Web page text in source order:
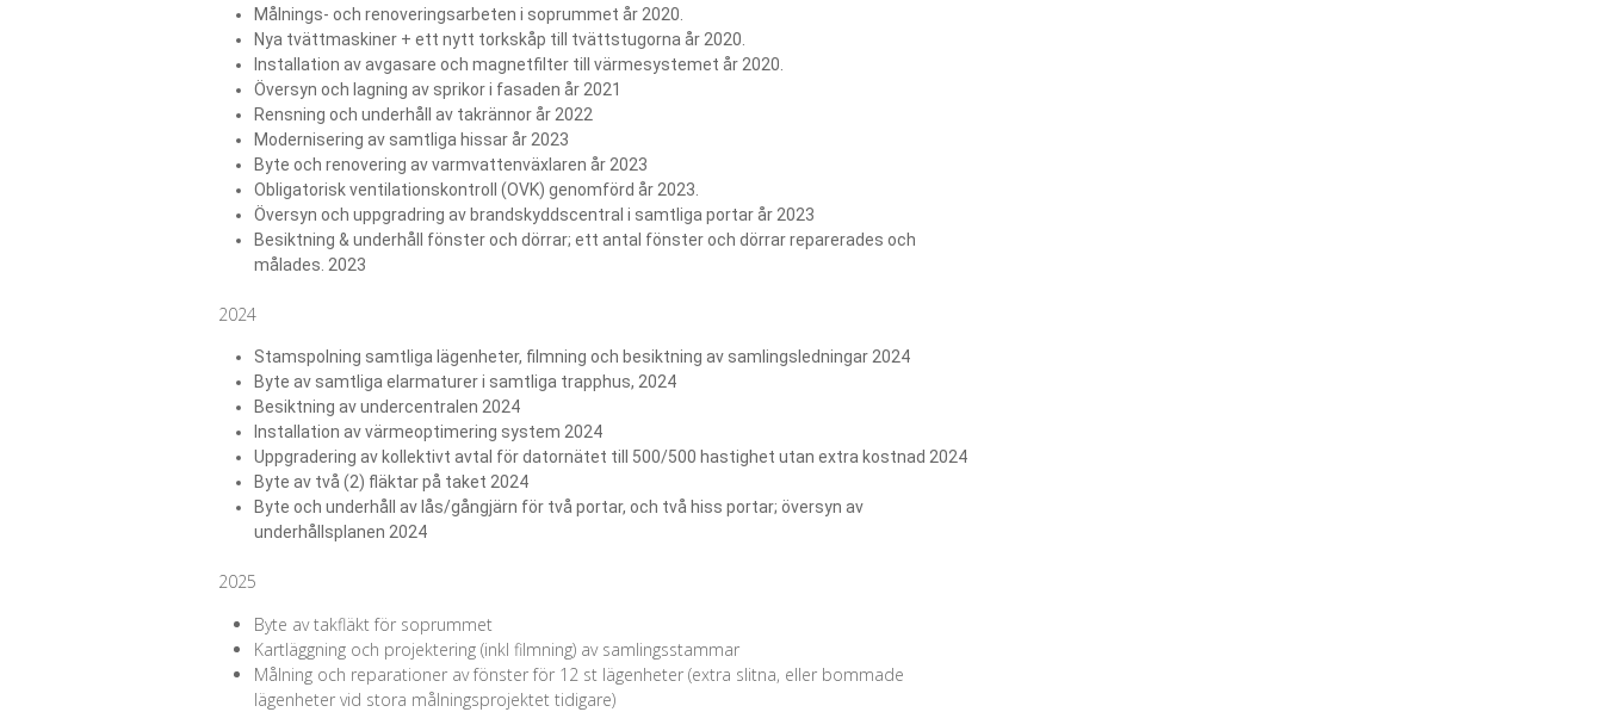
Målnings- och renoveringsarbeten i soprummet år 2020.
Nya tvättmaskiner + ett nytt torkskåp till tvättstugorna år 2020.
Installation av avgasare och magnetfilter till värmesystemet år 2020.
Översyn och lagning av sprikor i fasaden år 2021
Rensning och underhåll av takrännor år 2022
Modernisering av samtliga hissar år 2023
Byte och renovering av varmvattenväxlaren år 2023
Obligatorisk ventilationskontroll (OVK) genomförd år 2023.
Översyn och uppgradring av brandskyddscentral i samtliga portar år 2023
Besiktning & underhåll fönster och dörrar; ett antal fönster och dörrar reparerades och
målades. 2023
2024
Stamspolning samtliga lägenheter, filmning och besiktning av samlingsledningar 2024
Byte av samtliga elarmaturer i samtliga trapphus, 2024
Besiktning av undercentralen 2024
Installation av värmeoptimering system 2024
Uppgradering av kollektivt avtal för datornätet till 500/500 hastighet utan extra kostnad 2024
Byte av två (2) fläktar på taket 2024
Byte och underhåll av lås/gångjärn för två portar, och två hiss portar; översyn av
underhållsplanen 2024
2025
Byte av takfläkt för soprummet
Kartläggning och projektering (inkl filmning) av samlingsstammar
Målning och reparationer av fönster för 12 st lägenheter (extra slitna, eller bommade
lägenheter vid stora målningsprojektet tidigare)